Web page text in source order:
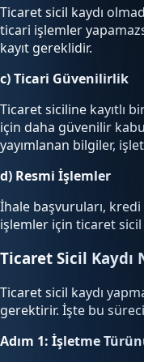
Ticaret sicil kaydı
ticari işlemler
kayıt gereklidir.
c) Ticari Güvenilirlik
Ticaret siciline kayıtlı
için daha güvenilir
yayımlanan bilgiler,
d) Resmi İşlemler
İhale başvuruları,
işlemler için ticaret sicil
Ticaret Sicil Kaydı
Ticaret sicil kaydı
gerektirir. İşte bu süreci
Adım 1: İşletme